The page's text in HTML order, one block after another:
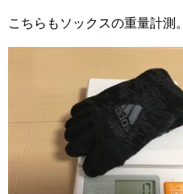
こちらもソックスの重量計測。